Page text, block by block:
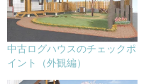
中古ログハウスのチェックポ
イント（外観編）